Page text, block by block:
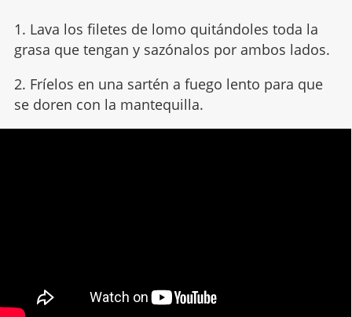
1. Lava los filetes de lomo quitándoles toda la
grasa que tengan y sazónalos por ambos lados.
2. Fríelos en una sartén a fuego lento para que
se doren con la mantequilla.